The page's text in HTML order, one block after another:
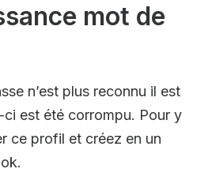
mot de
n’est plus reconnu il est
est été corrompu. Pour y
ce profil et créez en un